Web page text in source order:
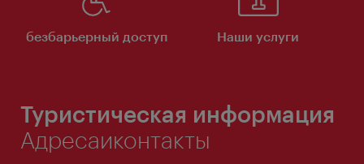
безбарьерный доступ Наши услуги
Туристическая информация
Адресаиконтакты